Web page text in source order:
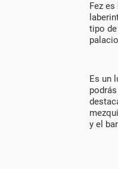
Fez
tipo
Es un
y el